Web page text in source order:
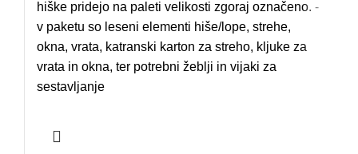
hiške pridejo na paleti velikosti zgoraj označeno. -
v paketu so leseni elementi hiše/lope, strehe,
okna, vrata, katranski karton za streho, kljuke za
vrata in okna, ter potrebni žeblji in vijaki za
sestavljanje